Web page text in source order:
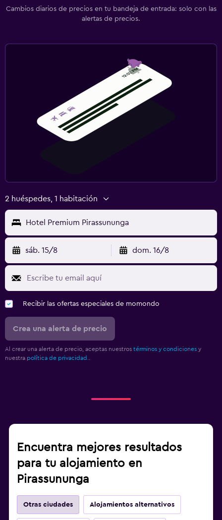
Cambios diarios de precios en tu bandeja de entrada: solo con las
alertas de precios.
2 huéspedes, 1 habitación
Hotel Premium Pirassununga
sáb. 15/8 dom. 16/8
Recibir las ofertas especiales de momondo
Crea una alerta de precio
Al crear una alerta de precio, aceptas nuestros términos y condiciones y
nuestra política de privacidad.
Encuentra mejores resultados
para tu alojamiento en
Pirassununga
Otras ciudades Alojamientos alternativos